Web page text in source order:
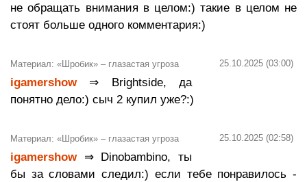
не обращать внимания в целом:) такие в целом не
стоят больше одного комментария:)
25.10.2025 (03:00)
Материал: «Шробик» – глазастая угроза
igamershow⇒ Brightside, да
понятно дело:) сыч 2 купил уже?:)
25.10.2025 (02:58)
Материал: «Шробик» – глазастая угроза
igamershow⇒ Dinobambino, ты
бы за словами следил:) если тебе понравилось -